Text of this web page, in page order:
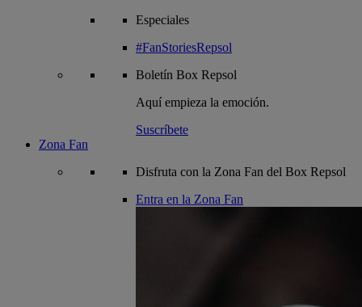
Especiales
#FanStoriesRepsol
Boletín Box Repsol
Aquí empieza la emoción.
Suscríbete
Zona Fan
Disfruta con la Zona Fan del Box Repsol
Entra en la Zona Fan